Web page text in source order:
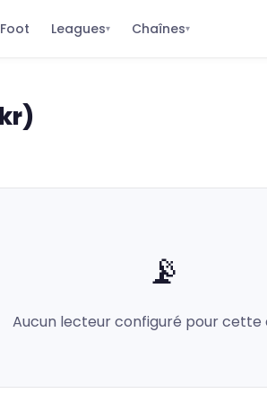
Leagues▾ Chaînes▾
📡
Aucun lecteur configuré pour cette